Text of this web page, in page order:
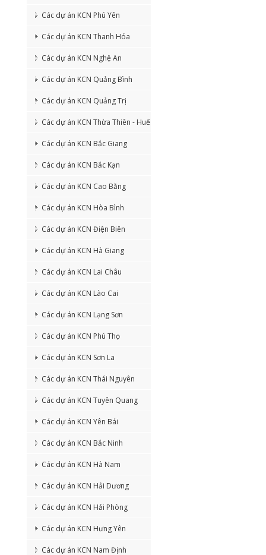
Các dự án KCN Phú Yên
Các dự án KCN Thanh Hóa
Các dự án KCN Nghệ An
Các dự án KCN Quảng Bình
Các dự án KCN Quảng Trị
Các dự án KCN Thừa Thiên - Huế
Các dự án KCN Bắc Giang
Các dự án KCN Bắc Kạn
Các dự án KCN Cao Bằng
Các dự án KCN Hòa Bình
Các dự án KCN Điện Biên
Các dự án KCN Hà Giang
Các dự án KCN Lai Châu
Các dự án KCN Lào Cai
Các dự án KCN Lạng Sơn
Các dự án KCN Phú Thọ
Các dự án KCN Sơn La
Các dự án KCN Thái Nguyên
Các dự án KCN Tuyên Quang
Các dự án KCN Yên Bái
Các dự án KCN Bắc Ninh
Các dự án KCN Hà Nam
Các dự án KCN Hải Dương
Các dự án KCN Hải Phòng
Các dự án KCN Hưng Yên
Các dự án KCN Nam Định